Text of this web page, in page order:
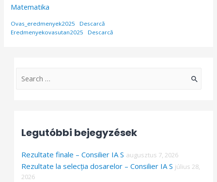
Matematika
Ovas_eredmenyek2025
Descarcă
Eredmenyekovasutan2025
Descarcă
S
c
f
o
Legutóbbi bejegyzések
Rezultate finale – Consilier IA S augusztus 7, 2026
Rezultate la selecția dosarelor – Consilier IA S július 28,
2026